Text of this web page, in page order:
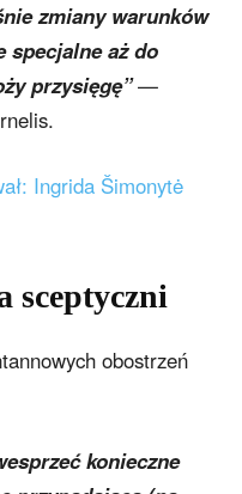
zmiany warunków
specjalne aż do
przysięgę”—
Ingrida Šimonytė
sceptyczni
obostrzeń
konieczne